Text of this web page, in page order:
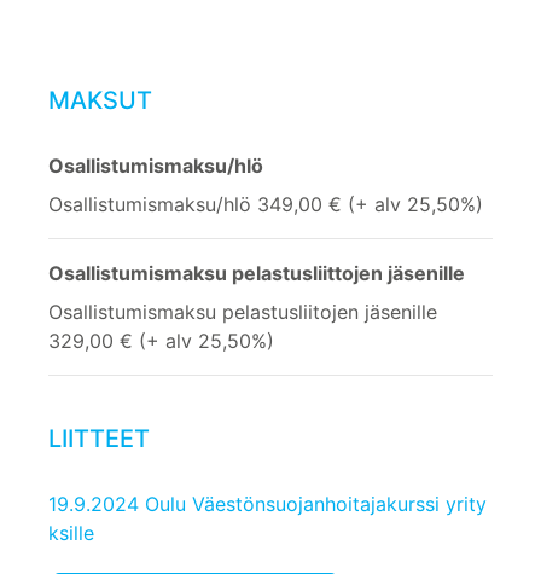
MAKSUT
Osallistumismaksu/hlö
Osallistumismaksu/hlö 349,00 € (+ alv 25,50%)
Osallistumismaksu pelastusliittojen jäsenille
Osallistumismaksu pelastusliitojen jäsenille
329,00 € (+ alv 25,50%)
LIITTEET
19.9.2024 Oulu Väestönsuojanhoitajakurssi yrity
ksille